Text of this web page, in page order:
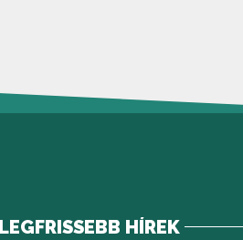
meg)
LEGFRISSEBB HÍREK